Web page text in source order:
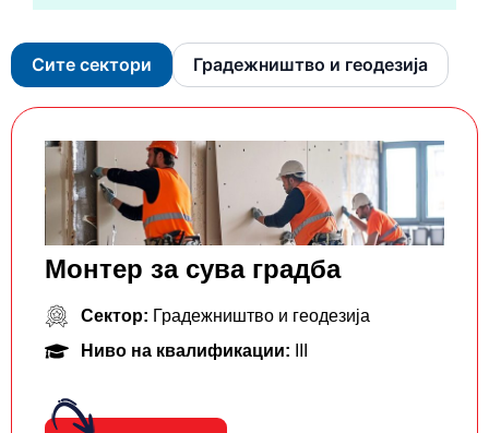
Сите сектори Градежништво и геодезија
Монтер за сува градба
Сектор: Градежништво и геодезија
Ниво на квалификации: